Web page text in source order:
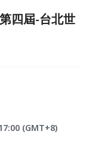
四屆-台北世
(GMT+8)